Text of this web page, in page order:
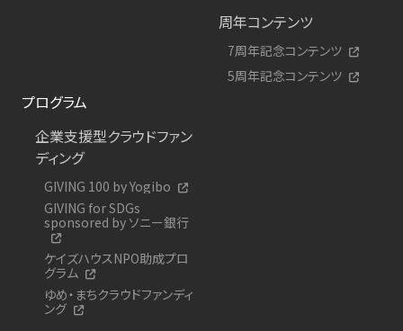
周年コンテンツ
7周年記念コンテンツ
5周年記念コンテンツ
プログラム
企業支援型クラウドファン
ディング
GIVING 100 by Yogibo
GIVING for SDGs
sponsored by ソニー銀行
ケイズハウスNPO助成プロ
グラム
ゆめ・まちクラウドファンディ
ング